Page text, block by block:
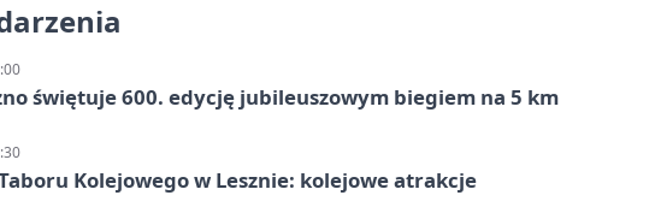
świętuje 600. edycję jubileuszowym biegiem na 5 km
Kolejowego w Lesznie: kolejowe atrakcje